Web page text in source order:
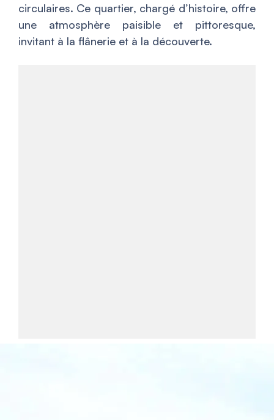
circulaires. Ce quartier, chargé d’histoire, offre
une atmosphère paisible et pittoresque,
invitant à la flânerie et à la découverte.